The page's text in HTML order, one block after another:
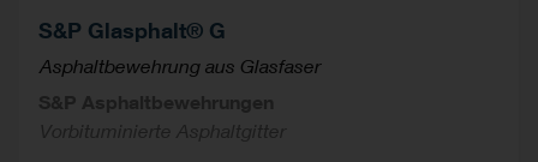
S&P Glasphalt® G
Asphaltbewehrung aus Glasfaser
S&P Asphaltbewehrungen
Vorbituminierte Asphaltgitter